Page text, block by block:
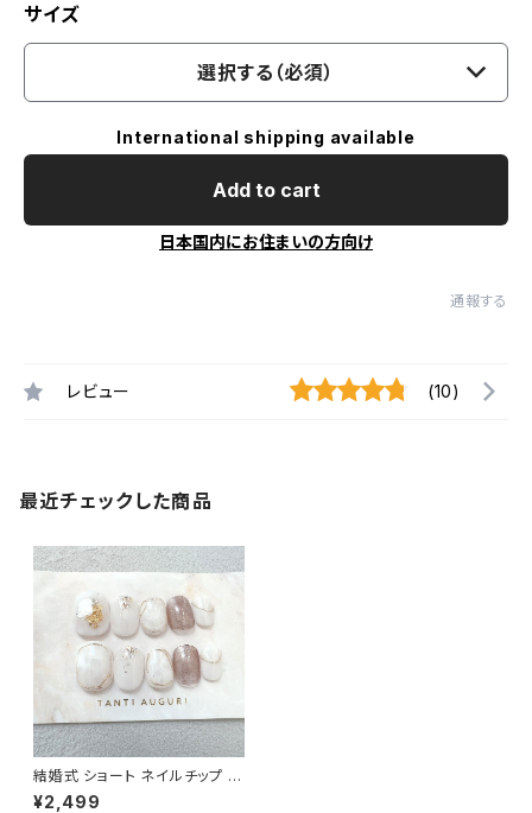
サイズ
選択する（必須）
International shipping available
Add to cart
日本国内にお住まいの方向け
通報する
レビュー (10)
最近チェックした商品
結婚式 ショート ネイルチップ ブ
ライダル ウェディング 短め 小さ
¥2,499